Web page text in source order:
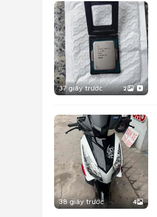
37 giây trước 2
38 giây trước 4